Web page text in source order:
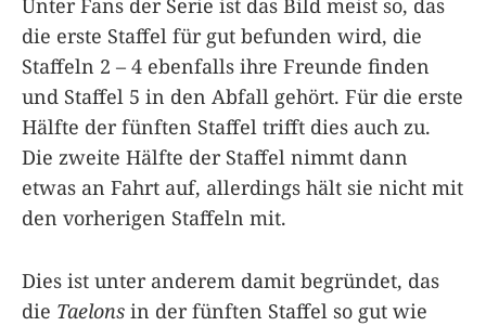
die erste Staffel für gut befunden wird, die
Staffeln 2 – 4 ebenfalls ihre Freunde finden
und Staffel 5 in den Abfall gehört. Für die erste
Hälfte der fünften Staffel trifft dies auch zu.
Die zweite Hälfte der Staffel nimmt dann
etwas an Fahrt auf, allerdings hält sie nicht mit
den vorherigen Staffeln mit.
Dies ist unter anderem damit begründet, das
die Taelons in der fünften Staffel so gut wie